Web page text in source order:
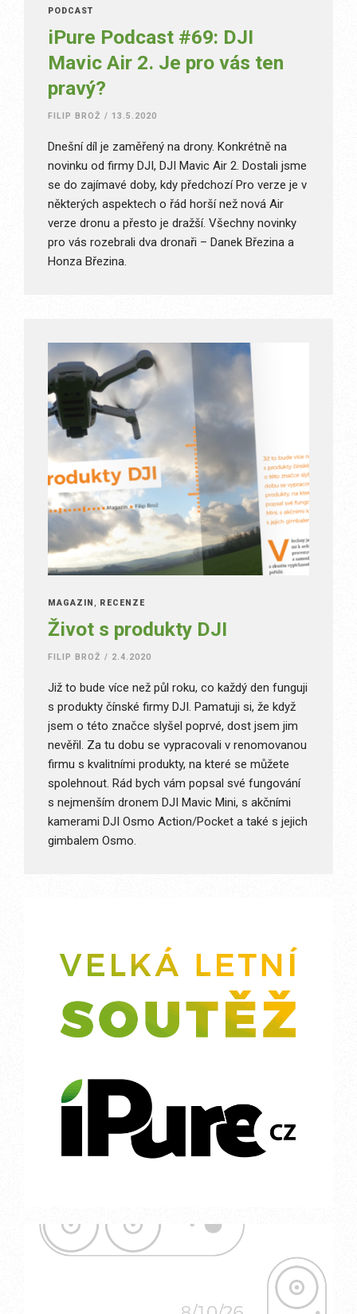
PODCAST
iPure Podcast #69: DJI
Mavic Air 2. Je pro vás ten
pravý?
FILIP BROŽ / 13.5.2020
Dnešní díl je zaměřený na drony. Konkrétně na
novinku od firmy DJI, DJI Mavic Air 2. Dostali jsme
se do zajímavé doby, kdy předchozí Pro verze je v
některých aspektech o řád horší než nová Air
verze dronu a přesto je dražší. Všechny novinky
pro vás rozebrali dva dronaři – Danek Březina a
Honza Březina.
MAGAZÍN , RECENZE
Život s produkty DJI
FILIP BROŽ / 2.4.2020
Již to bude více než půl roku, co každý den funguji
s produkty čínské firmy DJI. Pamatuji si, že když
jsem o této značce slyšel poprvé, dost jsem jim
nevěřil. Za tu dobu se vypracovali v renomovanou
firmu s kvalitními produkty, na které se můžete
spolehnout. Rád bych vám popsal své fungování
s nejmenším dronem DJI Mavic Mini, s akčními
kamerami DJI Osmo Action/Pocket a také s jejich
gimbalem Osmo.